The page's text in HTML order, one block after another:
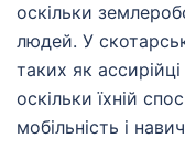
оскільки
людей. У
таких як
оскільки їхній
мобільність і